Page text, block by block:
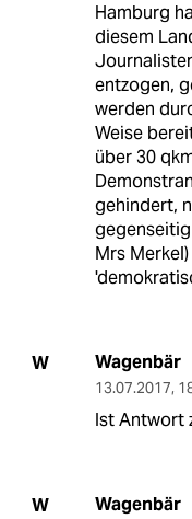
Hamburg
diesem
entzogen,
werden
Weise
über 30
gehindert,
Mrs
W Wagenbär
13.07.2017,
Ist Antwort
W Wagenbär